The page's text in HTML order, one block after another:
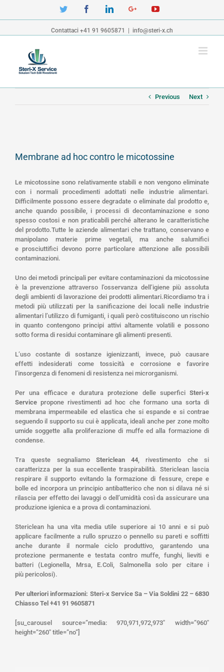
Twitter FacebookLinkedinGoogle+YouTube
Contattaci +41 91 9605871 info@steri-x.ch
Previous Next
Image
Membrane ad hoc contro le micotossine
Le micotossine sono relativamente stabili e non vengono eliminate
con i normali procedimenti adottati nelle industrie alimentari.
Difficilmente possono essere degradate o eliminate dal prodotto e,
anche quando possibile, i processi di decontaminazione e sono
spesso costosi e non praticabili perché alterano le caratteristiche
del prodotto.Tutte le aziende alimentari che trattano, conservano e
manipolano materie prime vegetali, ma anche salumifici
e prosciuttifici devono porre particolare attenzione alle possibili
contaminazioni.
Uno dei metodi principali per evitare contaminazioni da micotossine
è la prevenzione attraverso l’osservanza dell’igiene più assoluta
degli ambienti di lavorazione dei prodotti alimentari.Ricordiamo tra i
metodi più utilizzati per la sanificazione dei locali nelle industrie
alimentari l’utilizzo di fumiganti, i quali però costituiscono un rischio
in quanto contengono principi attivi altamente volatili e possono
sotto forma di residui contaminare gli alimenti presenti.
L’uso costante di sostanze igienizzanti, invece, può causare
effetti indesiderati come tossicità e corrosione e favorire
l’insorgenza di fenomeni di resistenza nei microrganismi.
Per una efficace e duratura protezione delle superfici Steri-x
Service propone rivestimenti ad hoc che formano una sorta di
membrana impermeabile ed elastica che si espande e si contrae
seguendo il supporto su cui è applicata, ideali anche per zone molto
umide soggette alla proliferazione di muffe ed alla formazione di
condense.
Tra queste segnaliamo Stericlean 44 , rivestimento che si
caratterizza per la sua eccellente traspirabilità. Stericlean lascia
respirare il supporto evitando la formazione di fessure, crepe e
bolle ed incorpora un principio antibatterico che non si dilava né si
rilascia per effetto dei lavaggi o dell’umidità così da assicurare una
produzione igienica e a prova di contaminazioni.
Stericlean ha una vita media utile superiore ai 10 anni e si può
applicare facilmente a rullo spruzzo o pennello su pareti e soffitti
anche durante il normale ciclo produttivo, garantendo una
protezione permanente e testata contro muffe, funghi, lieviti e
batteri (Legionella, Mrsa, E.Coli, Salmonella solo per citare i
più pericolosi).
Per ulteriori informazioni: Steri-x Service Sa – Via Soldini 22 – 6830
Chiasso Tel +41 91 9605871
[su_carousel source=”media: 970,971,972,973″ width=”960″
height=”260″ title=”no”]